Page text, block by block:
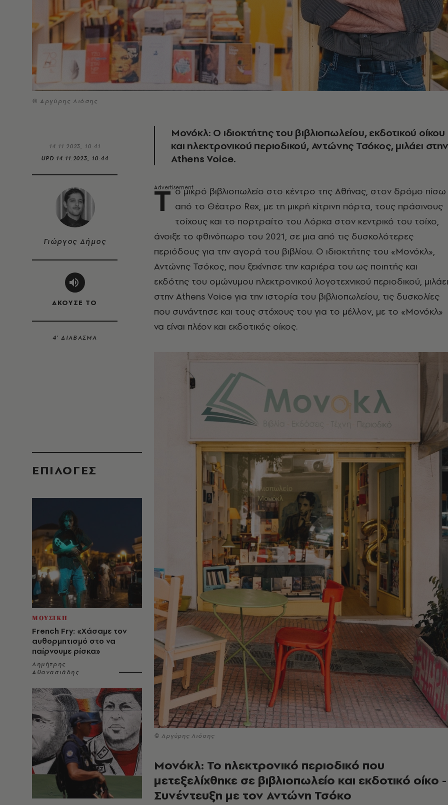
© Αργύρης Λιόσης
14.11.2023, 10:41
UPD 14.11.2023, 10:44
Γιώργος Δήμος
ΑΚΟΥΣΕ ΤΟ
4’ ΔΙΑΒΑΣΜΑ
EΠΙΛΟΓΈΣ
ΜΟΥΣΙΚΗ
French Fry: «Χάσαμε τον
αυθορμητισμό στο να
παίρνουμε ρίσκα»
Δημήτρης
Αθανασιάδης
Μονόκλ: Ο ιδιοκτήτης του βιβλιοπωλείου, εκδοτικού οίκου
και ηλεκτρονικού περιοδικού, Αντώνης Τσόκος, μιλάει στην
Athens Voice.
Τ ο μικρό βιβλιοπωλείο στο κέντρο της Αθήνας, στον δρόμο πίσω
από το Θέατρο Rex, με τη μικρή κίτρινη πόρτα, τους πράσινους
τοίχους και το πορτραίτο του Λόρκα στον κεντρικό του τοίχο,
άνοιξε το φθινόπωρο του 2021, σε μια από τις δυσκολότερες
περιόδους για την αγορά του βιβλίου. Ο ιδιοκτήτης του «Μονόκλ»,
Αντώνης Τσόκος, που ξεκίνησε την καριέρα του ως ποιητής και
εκδότης του ομώνυμου ηλεκτρονικού λογοτεχνικού περιοδικού, μιλάει
στην Athens Voice για την ιστορία του βιβλιοπωλείου, τις δυσκολίες
που συνάντησε και τους στόχους του για το μέλλον, με το «Μονόκλ»
να είναι πλέον και εκδοτικός οίκος.
© Αργύρης Λιόσης
Μονόκλ: Το ηλεκτρονικό περιοδικό που
μετεξελίχθηκε σε βιβλιοπωλείο και εκδοτικό οίκο -
Συνέντευξη με τον Αντώνη Τσόκο